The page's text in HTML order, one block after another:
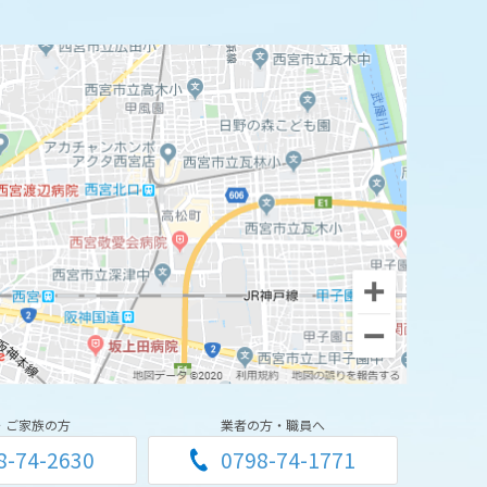
ご家族の方
74-2630
業者の方・職員へ
0798-74-1771